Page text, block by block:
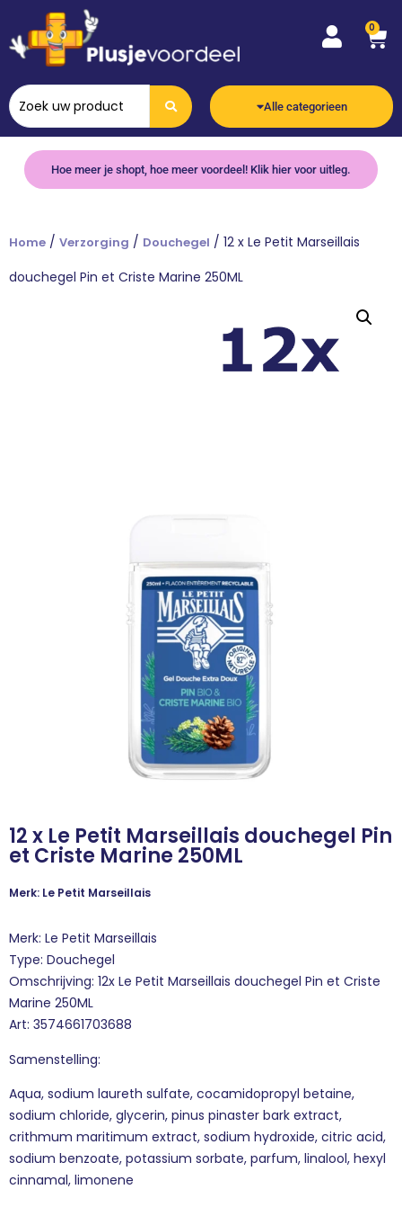
0
Alle categorieen
Hoe meer je shopt, hoe meer voordeel! Klik hier voor uitleg.
Home / Verzorging / Douchegel / 12 x Le Petit Marseillais
douchegel Pin et Criste Marine 250ML
12 x Le Petit Marseillais douchegel Pin
et Criste Marine 250ML
Merk: Le Petit Marseillais
Merk: Le Petit Marseillais
Type: Douchegel
Omschrijving: 12x Le Petit Marseillais douchegel Pin et Criste
Marine 250ML
Art: 3574661703688
Samenstelling:
Aqua, sodium laureth sulfate, cocamidopropyl betaine,
sodium chloride, glycerin, pinus pinaster bark extract,
crithmum maritimum extract, sodium hydroxide, citric acid,
sodium benzoate, potassium sorbate, parfum, linalool, hexyl
cinnamal, limonene